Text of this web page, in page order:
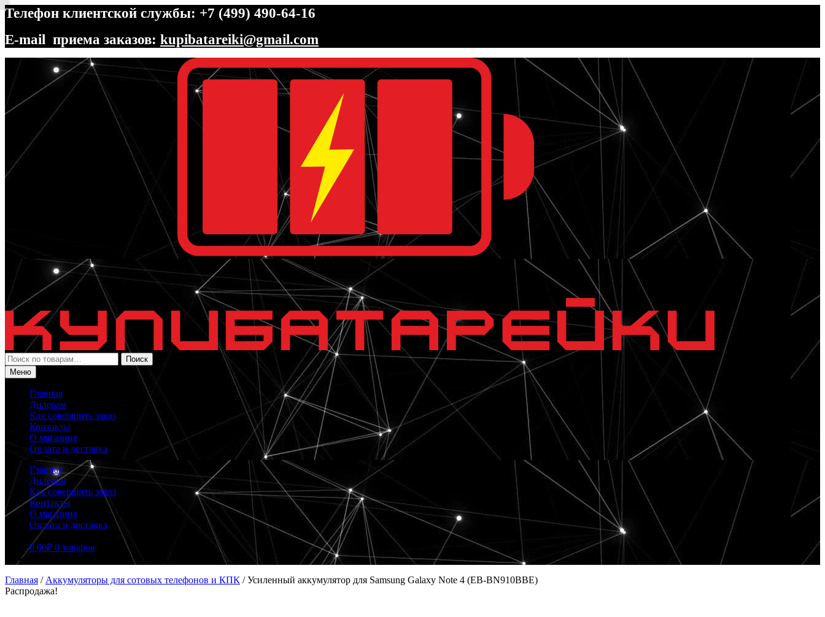
Телефон клиентской службы: +7 (499) 490-64-16
E-mail приема заказов: kupibatareiki@gmail.com
Перейти
навигации
Перейти
содержимому
Искать:
Поиск
Меню
Главная
Дилерам
Как совершить заказ
Контакты
О магазине
Оплата и доставка
Главная
Дилерам
Как совершить заказ
Контакты
О магазине
Оплата и доставка
0.00₽ 0 товаров
Главная / Аккумуляторы для сотовых телефонов и КПК /Усиленный аккумулятор для Samsung Galaxy Note 4 (EB-BN910BBE)
Распродажа!